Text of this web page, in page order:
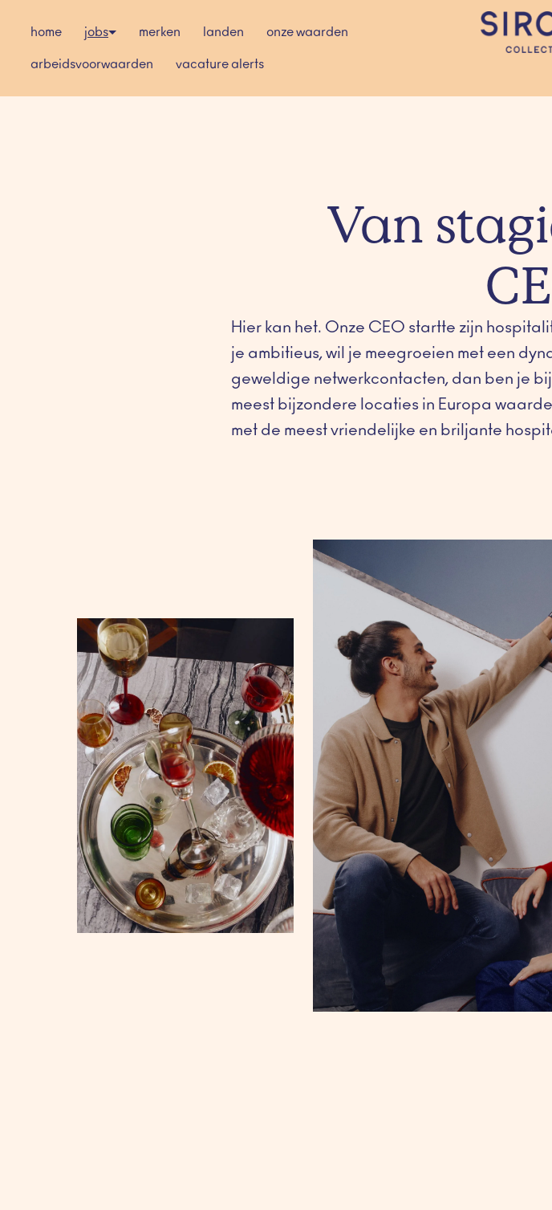
home jobs merken landen onze waarden
arbeidsvoorwaarden vacature alerts
Homepagina
Van
Hier kan het. Onze CEO startte zijn
je ambitieus, wil je meegroeien met een
geweldige netwerkcontacten, dan ben je
meest bijzondere locaties in Europa
met de meest vriendelijke en briljante